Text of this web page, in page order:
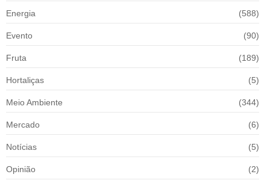
Energia (588)
Evento (90)
Fruta (189)
Hortaliças (5)
Meio Ambiente (344)
Mercado (6)
Notícias (5)
Opinião (2)